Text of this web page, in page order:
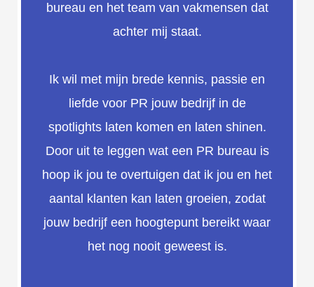
bureau en het team van vakmensen dat
achter mij staat.
Ik wil met mijn brede kennis, passie en
liefde voor PR jouw bedrijf in de
spotlights laten komen en laten shinen.
Door uit te leggen wat een PR bureau is
hoop ik jou te overtuigen dat ik jou en het
aantal klanten kan laten groeien, zodat
jouw bedrijf een hoogtepunt bereikt waar
het nog nooit geweest is.